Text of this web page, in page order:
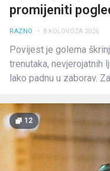
promijeniti
RAZNO • 8 KOLOVOZA 2026
Povijest je golema
trenutaka, nevjerojatnih
lako padnu u zaborav.
12